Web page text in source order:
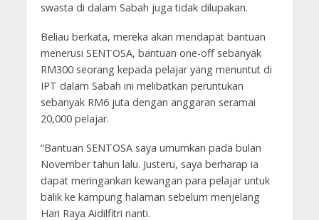
swasta di dalam Sabah juga tidak dilupakan.
Beliau berkata, mereka akan mendapat bantuan
menerusi SENTOSA, bantuan one-off sebanyak
RM300 seorang kepada pelajar yang menuntut di
IPT dalam Sabah ini melibatkan peruntukan
sebanyak RM6 juta dengan anggaran seramai
20,000 pelajar.
“Bantuan SENTOSA saya umumkan pada bulan
November tahun lalu. Justeru, saya berharap ia
dapat meringankan kewangan para pelajar untuk
balik ke kampung halaman sebelum menjelang
Hari Raya Aidilfitri nanti.